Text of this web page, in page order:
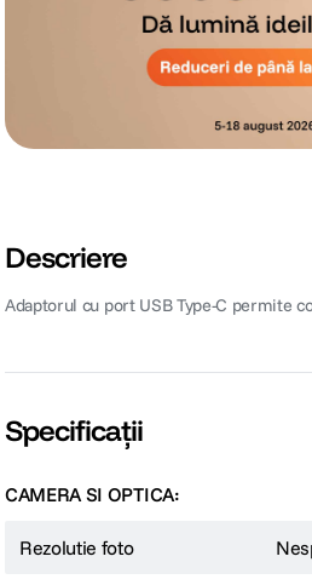
Descriere
Adaptorul cu port USB Type-C permite
Specificații
CAMERA SI OPTICA:
Rezolutie foto